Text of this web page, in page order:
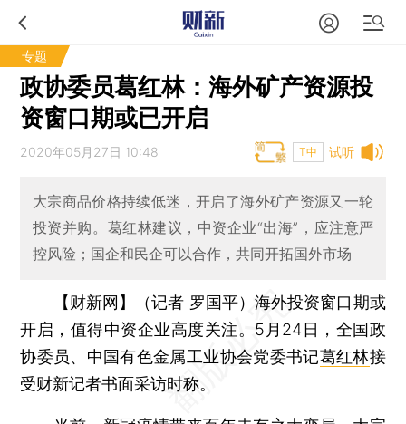
专题
政协委员葛红林：海外矿产资源投
资窗口期或已开启
试听
2020年05月27日 10:48 T中
大宗商品价格持续低迷，开启了海外矿产资源又一轮
投资并购。葛红林建议，中资企业“出海”，应注意严
控风险；国企和民企可以合作，共同开拓国外市场
【财新网】（记者 罗国平） 海外投资窗口期或
开启，值得中资企业高度关注。5月24日，全国政
协委员、中国有色金属工业协会党委书记葛红林接
受财新记者书面采访时称。